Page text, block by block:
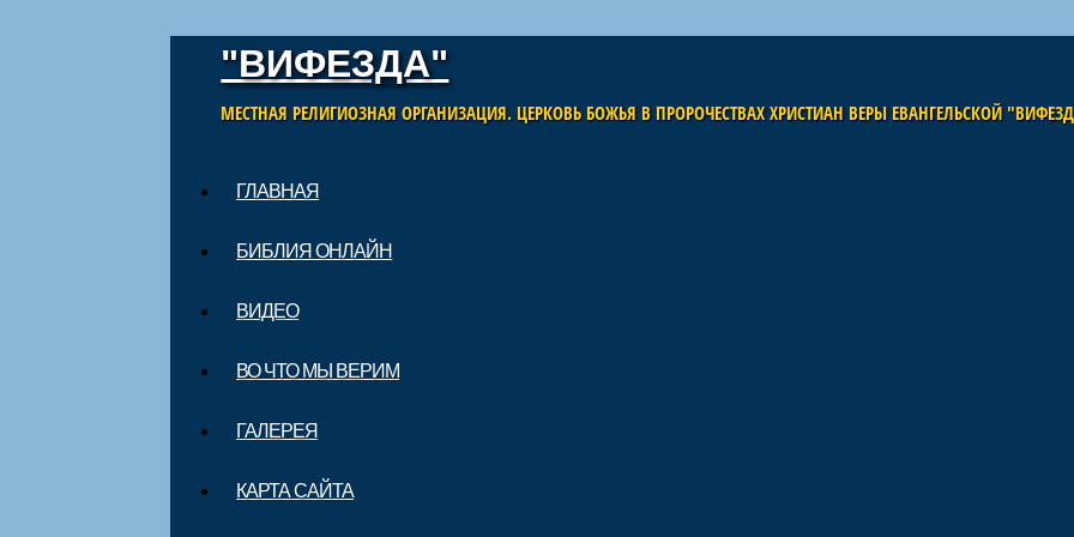
"ВИФЕЗДА"
МЕСТНАЯ РЕЛИГИОЗНАЯ ОРГАНИЗАЦИЯ. ЦЕРКОВЬ БОЖЬЯ В ПРОРОЧЕСТВАХ ХРИСТИАН ВЕРЫ ЕВАНГЕЛЬСКОЙ
Main menu
ГЛАВНАЯ
БИБЛИЯ ОНЛАЙН
ВИДЕО
ВО ЧТО МЫ ВЕРИМ
ГАЛЕРЕЯ
КАРТА САЙТА